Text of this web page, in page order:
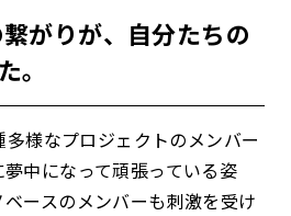
がりが、自分たちの
。
様なプロジェクトのメンバー
中になって頑張っている姿
ースのメンバーも刺激を受け